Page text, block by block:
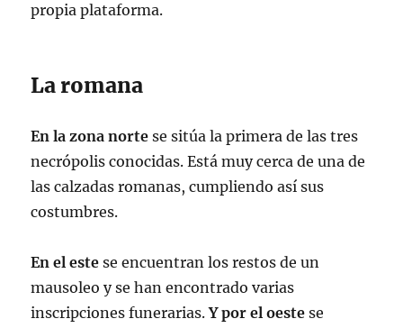
propia plataforma.
La romana
En la zona norte se sitúa la primera de las tres
necrópolis conocidas. Está muy cerca de una de
las calzadas romanas, cumpliendo así sus
costumbres.
En el este se encuentran los restos de un
mausoleo y se han encontrado varias
inscripciones funerarias.Y por el oeste se